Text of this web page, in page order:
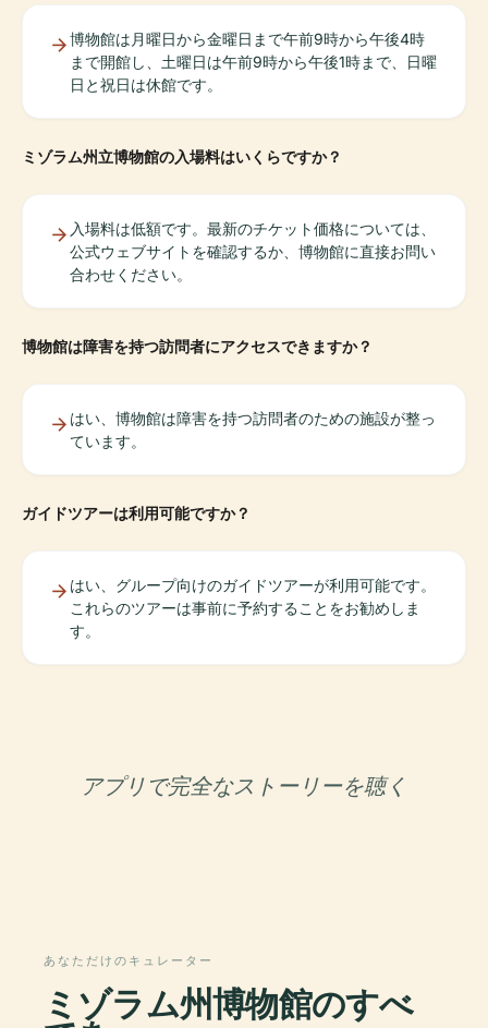
博物館は月曜日から金曜日まで午前9時から午後4時
まで開館し、土曜日は午前9時から午後1時まで、日曜
日と祝日は休館です。
ミゾラム州立博物館の入場料はいくらですか？
入場料は低額です。最新のチケット価格については、
公式ウェブサイトを確認するか、博物館に直接お問い
合わせください。
博物館は障害を持つ訪問者にアクセスできますか？
はい、博物館は障害を持つ訪問者のための施設が整っ
ています。
ガイドツアーは利用可能ですか？
はい、グループ向けのガイドツアーが利用可能です。
これらのツアーは事前に予約することをお勧めしま
す。
アプリで完全なストーリーを聴く
あなただけのキュレーター
ミゾラム州博物館のすべ